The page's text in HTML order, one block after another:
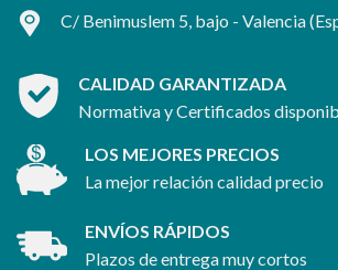
C/ Benimuslem 5, bajo - Valencia
CALIDAD GARANTIZADA
Normativa y Certificados
LOS MEJORES PRECIOS
La mejor relación calidad precio
ENVÍOS RÁPIDOS
Plazos de entrega muy cortos